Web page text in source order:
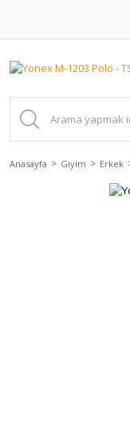
Anasayfa Giyim Erkek